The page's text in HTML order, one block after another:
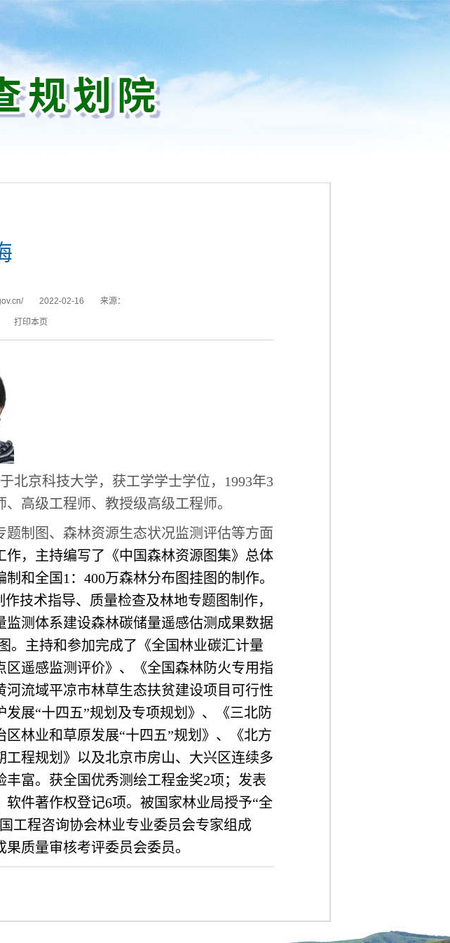
2022-02-16 来源：
打印本页
北京科技大学，获工学学士学位，1993年3
高级工程师、教授级高级工程师。
制图、森林资源生态状况监测评估等方面
，主持编写了《中国森林资源图集》总体
和全国1：400万森林分布图挂图的制作。
技术指导、质量检查及林地专题图制作，
监测体系建设森林碳储量遥感估测成果数据
。主持和参加完成了《全国林业碳汇计量
遥感监测评价》、《全国森林防火专用指
流域平凉市林草生态扶贫建设项目可行性
展“十四五”规划及专项规划》、《三北防
林业和草原发展“十四五”规划》、《北方
程规划》以及北京市房山、大兴区连续多
富。获全国优秀测绘工程金奖2项；发表
件著作权登记6项。被国家林业局授予“全
工程咨询协会林业专业委员会专家组成
质量审核考评委员会委员。